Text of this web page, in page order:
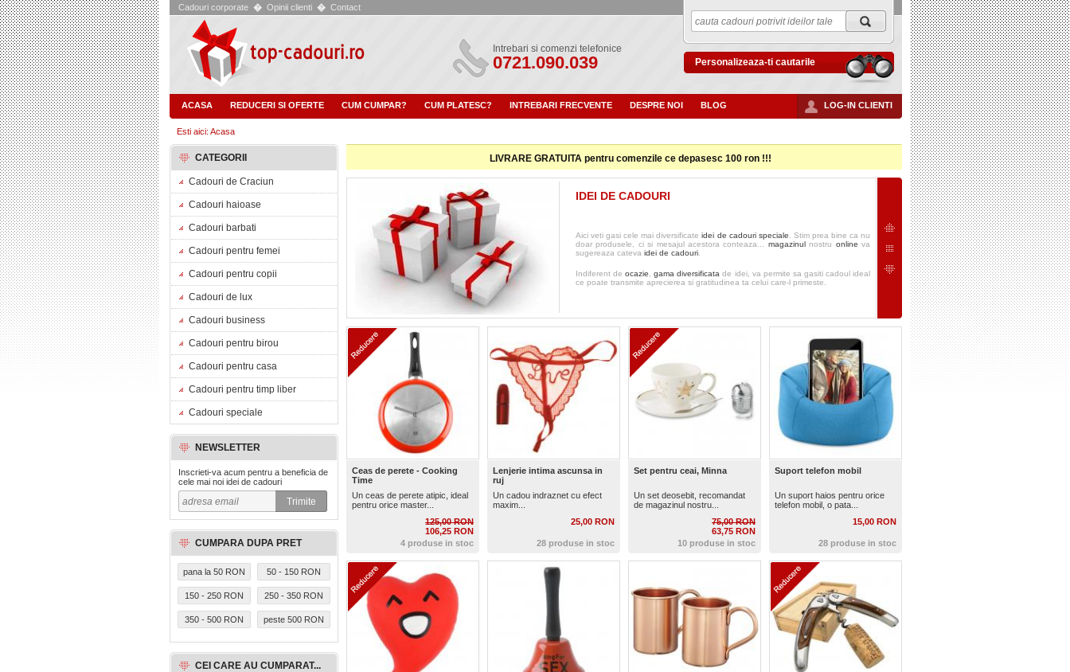
Cadouri corporate � Opinii clienti � Contact
Personalizeaza-ti cautarile
Intrebari si comenzi telefonice
0721.090.039
ACASA REDUCERI SI OFERTE CUM CUMPAR? CUM PLATESC? INTREBARI FRECVENTE DESPRE NOI BLOG LOG-IN CLIENTI
Esti aici: Acasa
CATEGORII
Cadouri de Craciun
Cadouri haioase
Cadouri barbati
Cadouri pentru femei
Cadouri pentru copii
Cadouri de lux
Cadouri business
Cadouri pentru birou
Cadouri pentru casa
Cadouri pentru timp liber
Cadouri speciale
NEWSLETTER
Inscrieti-va acum pentru a beneficia de
cele mai noi idei de cadouri
CUMPARA DUPA PRET
pana la 50 RON 50 - 150 RON
150 - 250 RON 250 - 350 RON
350 - 500 RON peste 500 RON
CEI CARE AU CUMPARAT...
LIVRARE GRATUITA pentru comenzile ce depasesc 100 ron !!!
IDEI DE CADOURI
Aici veti gasi cele mai diversificateidei de cadouri speciale . Stim prea bine ca nu
doar produsele, ci si mesajul acestora conteaza... magazinulnostru online va
sugereaza cateva idei de cadouri
Indiferent deocazie ,gama diversificata de idei, va permite sa gasiti cadoul ideal
ce poate transmite aprecierea si gratitudinea ta celui care-l primeste.
Ceas de perete - Cooking
Time
Un ceas de perete atipic, ideal
pentru orice master...
125,00 RON
106,25 RON
4 produse in stoc
Lenjerie intima ascunsa in
ruj
Un cadou indraznet cu efect
maxim...
25,00 RON
28 produse in stoc
Set pentru ceai, Minna
Un set deosebit, recomandat
de magazinul nostru...
75,00 RON
63,75 RON
10 produse in stoc
Suport telefon mobil
Un suport haios pentru orice
telefon mobil, o pata...
15,00 RON
28 produse in stoc